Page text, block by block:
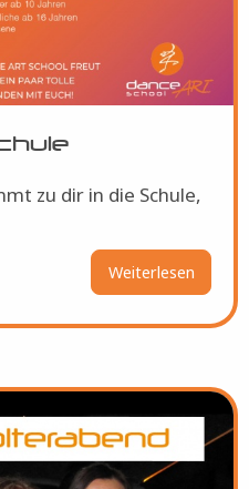
zu dir in die Schule,
Weiterlesen
Die
mobile